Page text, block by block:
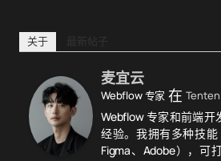
关于 最新帖子
麦宜云
Webflow 专家 在 Tenten
Webflow 专家和前端开
经验。我拥有多种技能
Figma、Adobe），可